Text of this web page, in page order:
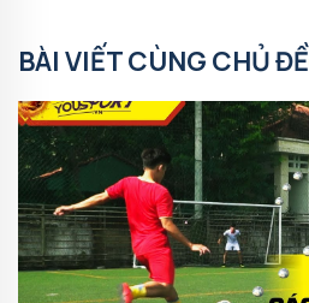
BÀI VIẾT CÙNG CHỦ ĐỀ